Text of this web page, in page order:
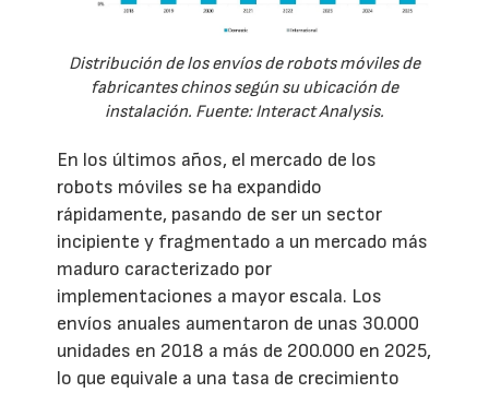
Distribución de los envíos de robots móviles de
fabricantes chinos según su ubicación de
instalación. Fuente: Interact Analysis.
En los últimos años, el mercado de los
robots móviles se ha expandido
rápidamente, pasando de ser un sector
incipiente y fragmentado a un mercado más
maduro caracterizado por
implementaciones a mayor escala. Los
envíos anuales aumentaron de unas 30.000
unidades en 2018 a más de 200.000 en 2025,
lo que equivale a una tasa de crecimiento